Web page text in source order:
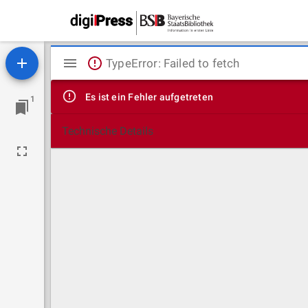
1
Mirador
Viewer
TypeError: Failed to fetch
Es ist ein Fehler aufgetreten
Technische Details